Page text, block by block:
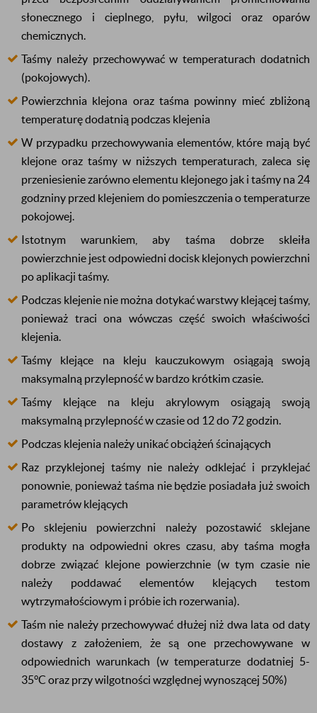
słonecznego i cieplnego, pyłu, wilgoci oraz oparów
chemicznych.
Taśmy należy przechowywać w temperaturach dodatnich
(pokojowych).
Powierzchnia klejona oraz taśma powinny mieć zbliżoną
temperaturę dodatnią podczas klejenia
W przypadku przechowywania elementów, które mają być
klejone oraz taśmy w niższych temperaturach, zaleca się
przeniesienie zarówno elementu klejonego jak i taśmy na 24
godzniny przed klejeniem do pomieszczenia o temperaturze
pokojowej.
Istotnym warunkiem, aby taśma dobrze skleiła
powierzchnie jest odpowiedni docisk klejonych powierzchni
po aplikacji taśmy.
Podczas klejenie nie można dotykać warstwy klejącej taśmy,
ponieważ traci ona wówczas część swoich właściwości
klejenia.
Taśmy klejące na kleju kauczukowym osiągają swoją
maksymalną przylepność w bardzo krótkim czasie.
Taśmy klejące na kleju akrylowym osiągają swoją
maksymalną przylepność w czasie od 12 do 72 godzin.
Podczas klejenia należy unikać obciążeń ścinających
Raz przyklejonej taśmy nie należy odklejać i przyklejać
ponownie, ponieważ taśma nie będzie posiadała już swoich
parametrów klejących
Po sklejeniu powierzchni należy pozostawić sklejane
produkty na odpowiedni okres czasu, aby taśma mogła
dobrze związać klejone powierzchnie (w tym czasie nie
należy poddawać elementów klejących testom
wytrzymałościowym i próbie ich rozerwania).
Taśm nie należy przechowywać dłużej niż dwa lata od daty
dostawy z założeniem, że są one przechowywane w
odpowiednich warunkach (w temperaturze dodatniej 5-
35°C oraz przy wilgotności względnej wynoszącej 50%)